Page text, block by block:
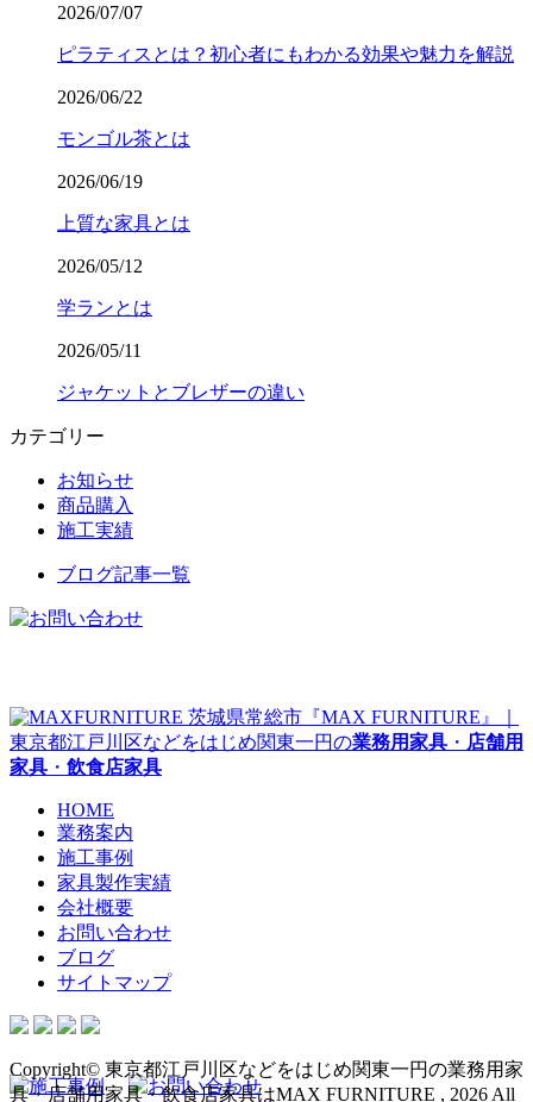
2026/07/07
ピラティスとは？初心者にもわかる効果や魅力を解説
2026/06/22
モンゴル茶とは
2026/06/19
上質な家具とは
2026/05/12
学ランとは
2026/05/11
ジャケットとブレザーの違い
カテゴリー
お知らせ
商品購入
施工実績
ブログ記事一覧
茨城県常総市『MAX FURNITURE』｜
東京都江戸川区などをはじめ関東一円の業務用家具 ・ 店舗用
家具 ・ 飲食店家具
HOME
業務案内
施工事例
家具製作実績
会社概要
お問い合わせ
ブログ
サイトマップ
Copyright© 東京都江戸川区などをはじめ関東一円の業務用家
具・店舗用家具・飲食店家具はMAX FURNITURE , 2026 All